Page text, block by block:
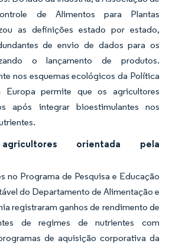
de Alimentos para Plantas
as definições estado por estado,
de envio de dados para os
o lançamento de produtos.
nos esquemas ecológicos da Política
Europa permite que os agricultores
após integrar bioestimulantes nos
orientada pela
no Programa de Pesquisa e Educação
do Departamento de Alimentação e
registraram ganhos de rendimento de
de regimes de nutrientes com
de aquisição corporativa da